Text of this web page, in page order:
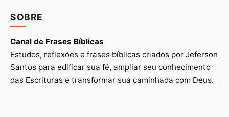
SOBRE
Canal de Frases Bíblicas
Estudos, reflexões e frases bíblicas criados por Jeferson
Santos para edificar sua fé, ampliar seu conhecimento
das Escrituras e transformar sua caminhada com Deus.